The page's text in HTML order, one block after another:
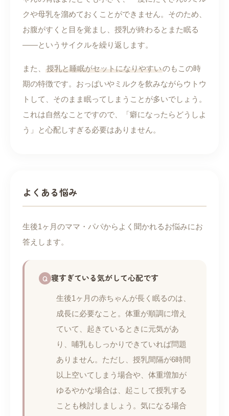
クや母乳を溜めておくことができません。そのため、
お腹がすくと目を覚まし、授乳が終わるとまた眠る
——というサイクルを繰り返します。
また、 授乳と睡眠がセットになりやすいのもこの時
期の特徴です。おっぱいやミルクを飲みながらウトウ
トして、そのまま眠ってしまうことが多いでしょう。
これは自然なことですので、「癖になったらどうしよ
う」と心配しすぎる必要はありません。
よくある悩み
生後1ヶ月のママ・パパからよく聞かれるお悩みにお
答えします。
寝すぎている気がして心配です
生後1ヶ月の赤ちゃんが長く眠るのは、
成長に必要なこと。体重が順調に増え
ていて、起きているときに元気があ
り、哺乳もしっかりできていれば問題
ありません。ただし、授乳間隔が6時間
以上空いてしまう場合や、体重増加が
ゆるやかな場合は、起こして授乳する
ことも検討しましょう。気になる場合